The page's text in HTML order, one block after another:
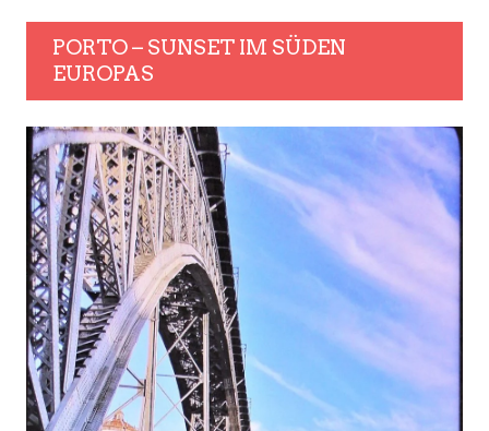
PORTO – SUNSET IM SÜDEN
EUROPAS